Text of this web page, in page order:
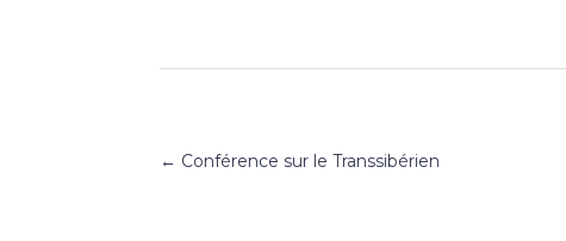
← Conférence sur le Transsibérien